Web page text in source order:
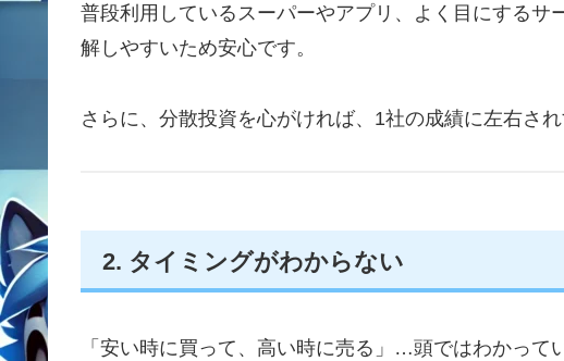
普段利用しているスーパーやアプリ、よく目にするサ
解しやすいため安心です。
さらに、分散投資を心がければ、1社の成績に左右され
2. タイミングがわからない
「安い時に買って、高い時に売る」…頭ではわかって